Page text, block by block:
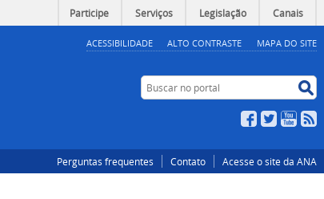
Participe Serviços Legislação Canais
ACESSIBILIDADE ALTO CONTRASTE MAPA DO SITE
Buscar no portal
Facebook
Twitter
Perguntas frequentes Contato Acesse o site da ANA